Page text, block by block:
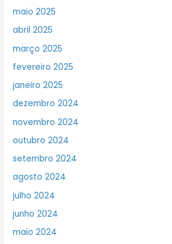
maio 2025
abril 2025
março 2025
fevereiro 2025
janeiro 2025
dezembro 2024
novembro 2024
outubro 2024
setembro 2024
agosto 2024
julho 2024
junho 2024
maio 2024